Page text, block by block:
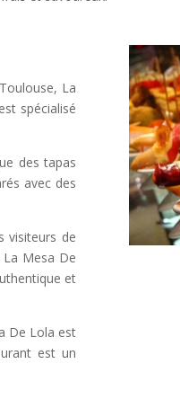
La
spécialisé
des tapas
avec des
visiteurs de
Mesa De
et
De Lola est
est un